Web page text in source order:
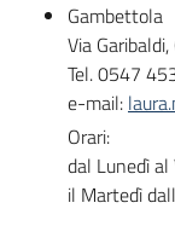
Gambettola
Via
Tel. 0547
e-mail:
Orari:
dal Lunedì
il Martedì